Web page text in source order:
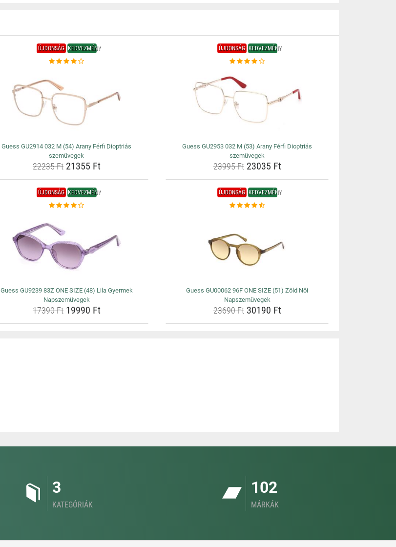
ÚJDONSÁG KEDVEZMÉNY
Guess GU2914 032 M (54) Arany Férfi Dioptriás
szemüvegek
22235 Ft21355 Ft
ÚJDONSÁG KEDVEZMÉNY
Guess GU2953 032 M (53) Arany Férfi Dioptriás
szemüvegek
23995 Ft23035 Ft
ÚJDONSÁG KEDVEZMÉNY
Guess GU9239 83Z ONE SIZE (48) Lila Gyermek
Napszemüvegek
17390 Ft19990 Ft
ÚJDONSÁG KEDVEZMÉNY
Guess GU00062 96F ONE SIZE (51) Zöld Női
Napszemüvegek
23690 Ft30190 Ft
3
KATEGÓRIÁK
102
MÁRKÁK